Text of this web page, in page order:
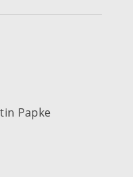
Papke